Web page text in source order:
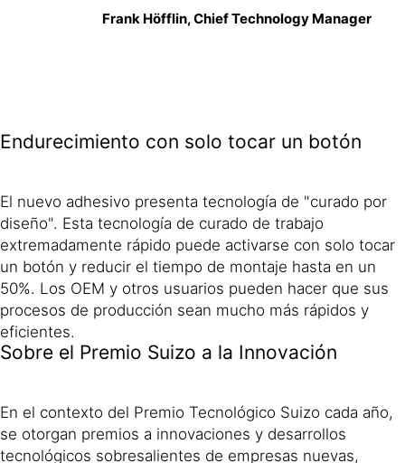
Frank Höfflin, Chief Technology Manager
Endurecimiento con solo tocar un botón
El nuevo adhesivo presenta tecnología de "curado por
diseño". Esta tecnología de curado de trabajo
extremadamente rápido puede activarse con solo tocar
un botón y reducir el tiempo de montaje hasta en un
50%. Los OEM y otros usuarios pueden hacer que sus
procesos de producción sean mucho más rápidos y
eficientes.
Sobre el Premio Suizo a la Innovación
En el contexto del Premio Tecnológico Suizo cada año,
se otorgan premios a innovaciones y desarrollos
tecnológicos sobresalientes de empresas nuevas,